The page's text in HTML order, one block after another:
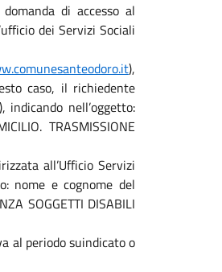
di accesso al
dei Servizi Sociali
),
caso, il richiedente
nell’oggetto:
TRASMISSIONE
all’Ufficio Servizi
nome e cognome del
SOGGETTI DISABILI
al periodo suindicato o